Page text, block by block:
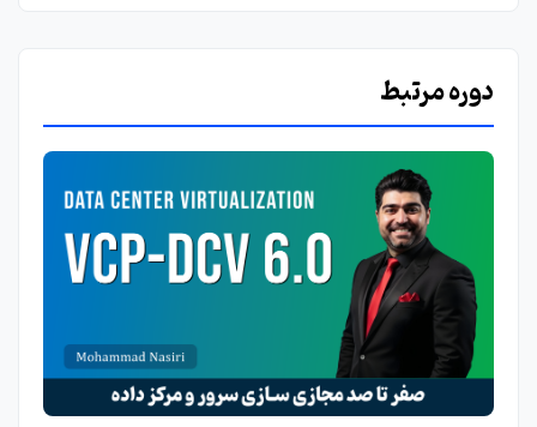
دوره مرتبط